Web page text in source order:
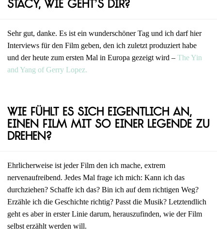
Stacy, wie geht’s dir?
Sehr gut, danke. Es ist ein wunderschöner Tag und ich darf hier
Interviews für den Film geben, den ich zuletzt produziert habe
und der heute zum ersten Mal in Europa gezeigt wird – The Yin
and Yang of Gerry Lopez.
Wie fühlt es sich eigentlich an,
einen Film mit so einer Legende zu
drehen?
Ehrlicherweise ist jeder Film den ich mache, extrem
nervenaufreibend. Jedes Mal frage ich mich: Kann ich das
durchziehen? Schaffe ich das? Bin ich auf dem richtigen Weg?
Erzähle ich die Geschichte richtig? Passt die Musik? Letztendlich
geht es aber in erster Linie darum, herauszufinden, wie der Film
selbst erzählt werden will.